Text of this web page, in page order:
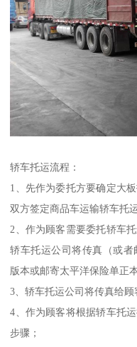
轿车托运流程：
1、先作为委托方要确定大
双方签定商品车运输轿车托
2、作为顾客需要委托轿车
轿车托运公司将传真（或
版本或邮寄太平洋保险单正
3、轿车托运公司将传真给
4、作为顾客将根据轿车托
步骤；